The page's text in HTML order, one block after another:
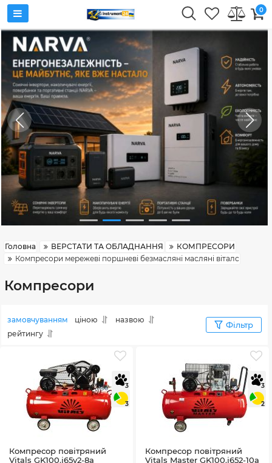
0
Головна ВЕРСТАТИ ТА ОБЛАДНАННЯ
КОМПРЕСОРИ
Компресори мережеві поршневі безмасляні масляні віталс
Компресори
замовчуванням ціною
назвою
рейтингу
Фільтр
3
3
Компресор повітряний
Vitals GK100.j65v2-8a
3
2
Компресор повітряний
Vitals Master GK100.j652-10a